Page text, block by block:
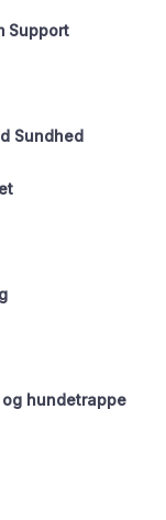
Support
Sundhed
hundetrappe